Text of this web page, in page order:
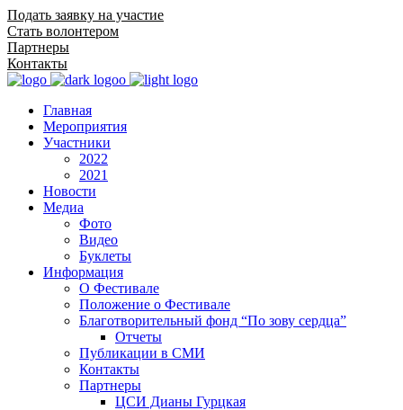
Подать заявку на участие
Стать волонтером
Партнеры
Контакты
Главная
Мероприятия
Участники
2022
2021
Новости
Медиа
Фото
Видео
Буклеты
Информация
О Фестивале
Положение о Фестивале
Благотворительный фонд “По зову сердца”
Отчеты
Публикации в СМИ
Контакты
Партнеры
ЦСИ Дианы Гурцкая